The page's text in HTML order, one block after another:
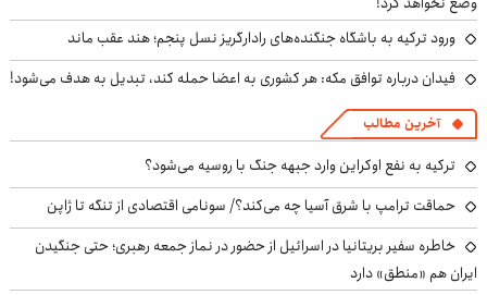
ورود ترکیه به باشگاه جنگنده‌های رادارگریز نسل پنجم؛ هند عقب ماند
فیدان درباره توافق مکه: هر کشوری به اعضا حمله کند، تبدیل به هدف می‌شود!
آخرین مطالب
ترکیه به نفع اوکراین وارد جبهه جنگ با روسیه می‌شود؟
حماقت ترامپ با شرق آسیا چه می‌کند؟/ سونامی اقتصادی از تنگه تا ژاپن
خاطره سفیر بریتانیا در اسرائیل از حضور در نماز جمعه رهبری؛ حتی جنگیدن
ایران هم «منطق» دارد